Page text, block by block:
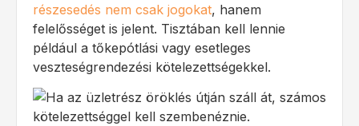
részesedés nem csak jogokat, hanem
felelősséget is jelent. Tisztában kell lennie
például a tőkepótlási vagy esetleges
veszteségrendezési kötelezettségekkel.